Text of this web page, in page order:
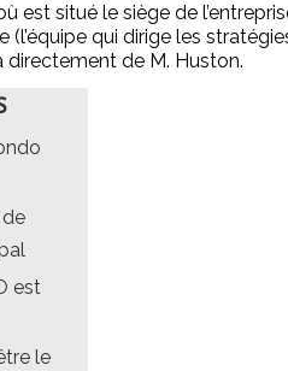
est situé le siège de
(l’équipe qui dirige les
directement de M. Huston.
est
le